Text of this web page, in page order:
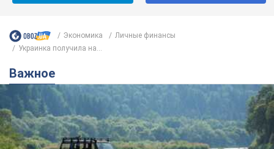
Экономика
Личные финансы
Украинка получила на...
Важное